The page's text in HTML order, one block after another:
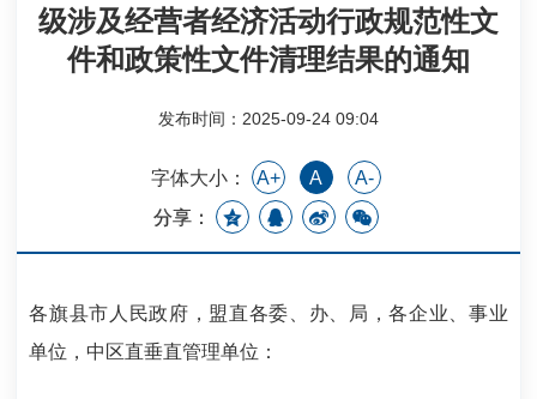
级涉及经营者经济活动行政规范性文
件和政策性文件清理结果的通知
发布时间：2025-09-24 09:04
字体大小： A+ A A-
分享：
各旗县市人民政府，盟直各委、办、局，各企业、事业
单位，中区直垂直管理单位：